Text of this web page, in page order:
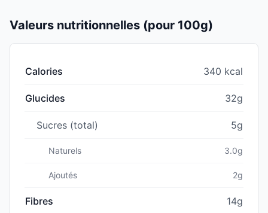
Valeurs nutritionnelles (pour 100g)
Calories 340 kcal
Glucides 32g
Sucres (total) 5g
Naturels 3.0g
Ajoutés 2g
Fibres 14g